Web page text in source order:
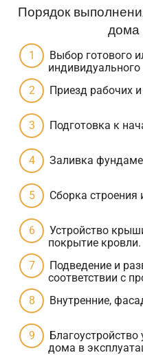
Порядок
дома
Выбор готового
индивидуального
Приезд рабочих
Подготовка к
Заливка
Сборка
Устройство
покрытие кровли.
Подведение и
соответствии с
Внутренние,
Благоустройство
дома в